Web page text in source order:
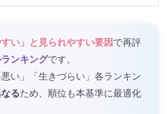
すい」と見られやすい要因 で再評
ンキングです。
悪い」「生きづらい」各ランキン
るため、順位も本基準に最適化